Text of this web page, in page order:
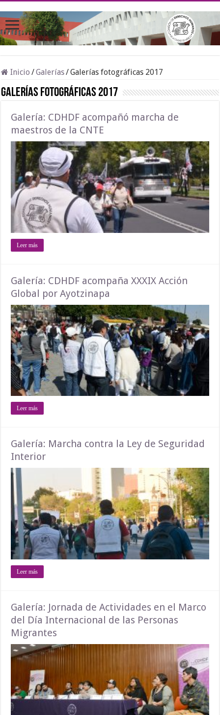
Inicio /Galerías/Galerías fotográficas 2017
Galerías fotográficas 2017
Galería: CDHDF acompañó marcha de
maestros de la CNTE
Leer más
Galería: CDHDF acompaña XXXIX Acción
Global por Ayotzinapa
Leer más
Galería: Marcha contra la Ley de Seguridad
Interior
Leer más
Galería: Jornada de Actividades en el Marco
del Día Internacional de las Personas
Migrantes